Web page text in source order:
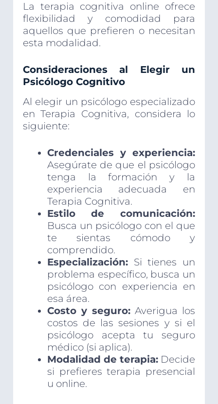
La terapia cognitiva online ofrece
flexibilidad y comodidad para
aquellos que prefieren o necesitan
esta modalidad.
Consideraciones al Elegir un
Psicólogo Cognitivo
Al elegir un psicólogo especializado
en Terapia Cognitiva, considera lo
siguiente:
Credenciales y experiencia:
Asegúrate de que el psicólogo
tenga la formación y la
experiencia adecuada en
Terapia Cognitiva.
Estilo de comunicación:
Busca un psicólogo con el que
te sientas cómodo y
comprendido.
Especialización:Si tienes un
problema específico, busca un
psicólogo con experiencia en
esa área.
Costo y seguro: Averigua los
costos de las sesiones y si el
psicólogo acepta tu seguro
médico (si aplica).
Modalidad de terapia: Decide
si prefieres terapia presencial
u online.